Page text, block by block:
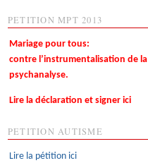
PETITION MPT 2013
Mariage pour tous:
contre l’instrumentalisation de la
psychanalyse.
Lire la déclaration et signer ici
PETITION AUTISME
Lire la pétition ici